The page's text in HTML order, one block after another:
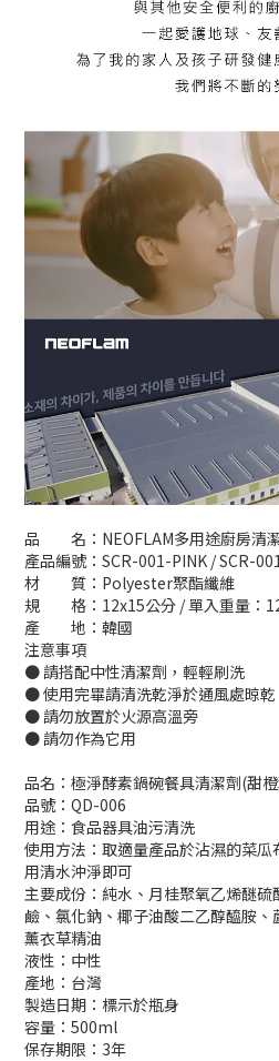
品 名：NEOFLAM多用途廚房清
產品編號：SCR-001-PINK / SCR-
材 質：Polyester聚酯纖維
規 格：12x15公分 / 單入重量：
產 地：韓國
注意事項
● 請搭配中性清潔劑，輕輕刷洗
● 使用完畢請清洗乾淨於通風處晾乾
● 請勿放置於火源高溫旁
● 請勿作為它用
品名：極淨酵素鍋碗餐具清潔劑(甜
品號：QD-006
用途：食品器具油污清洗
使用方法：取適量產品於沾濕的菜
用清水沖淨即可
主要成份：純水、月桂聚氧乙烯醚
鹼、氯化鈉、椰子油酸二乙醇醯胺、
薰衣草精油
液性：中性
產地：台灣
製造日期：標示於瓶身
容量：500ml
保存期限：3年